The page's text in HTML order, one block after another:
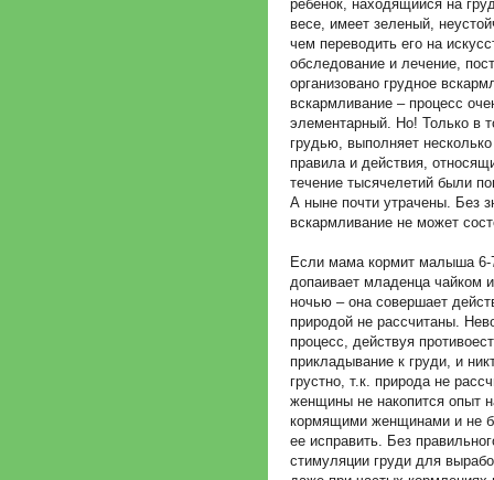
ребенок, находящийся на
весе, имеет зеленый,
чем переводить его на
обследование и лечение,
организовано грудное
вскармливание – процесс
элементарный. Но! Только в
грудью, выполняет
правила и действия,
течение тысячелетий были
А ныне почти утрачены. Без
вскармливание не может
Если мама кормит малыша 6-
допаивает младенца чайком
ночью – она совершает
природой не рассчитаны.
процесс, действуя
прикладывание к груди, и
грустно, т.к. природа не
женщины не накопится опыт
кормящими женщинами и не
ее исправить. Без
стимуляции груди для